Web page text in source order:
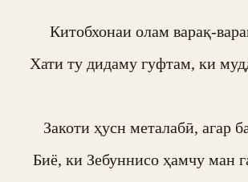
Китобхонаи олам варақ-
Хати ту дидаму гуфтам, ки
Закоти ҳусн металабӣ, агар
Биё, ки Зебуннисо ҳамчу ман